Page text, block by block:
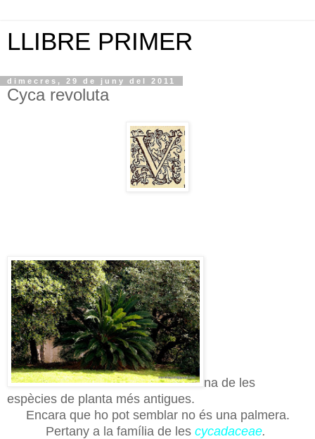
LLIBRE PRIMER
dimecres, 29 de juny del 2011
Cyca revoluta
na de les
espècies de planta més antigues.
Encara que ho pot semblar no és una palmera.
Pertany a la família de les cycadaceae.